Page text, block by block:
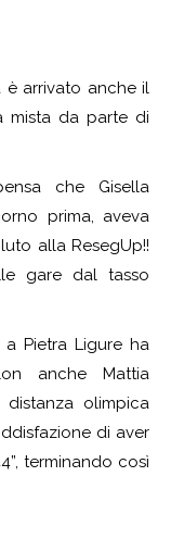
arrivato anche il
mista da parte di
che Gisella
prima, aveva
alla ResegUp!!
gare dal tasso
Pietra Ligure ha
anche Mattia
distanza olimpica
di aver
terminando così